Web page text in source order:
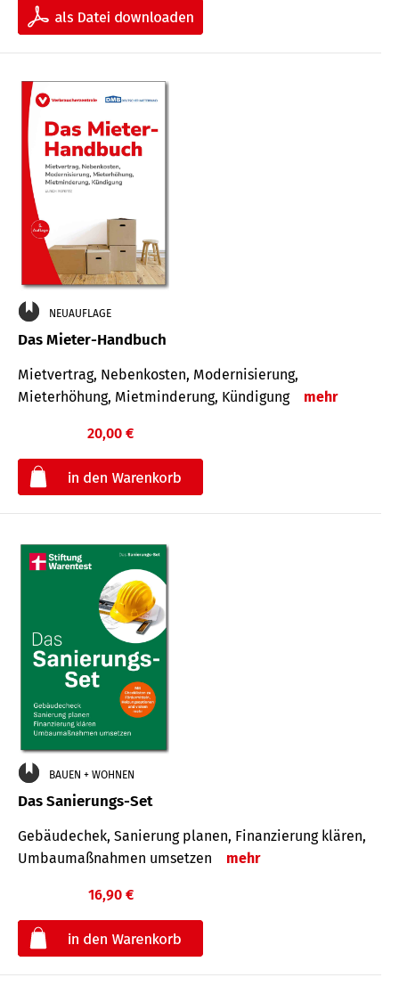
NEUAUFLAGE
Das Mieter-Handbuch
Mietvertrag, Nebenkosten, Modernisierung,
Mieterhöhung, Mietminderung, Kündigung
mehr
20,00 €
BAUEN + WOHNEN
Das Sanierungs-Set
Gebäudechek, Sanierung planen, Finanzierung klären,
Umbaumaßnahmen umsetzen
mehr
16,90 €